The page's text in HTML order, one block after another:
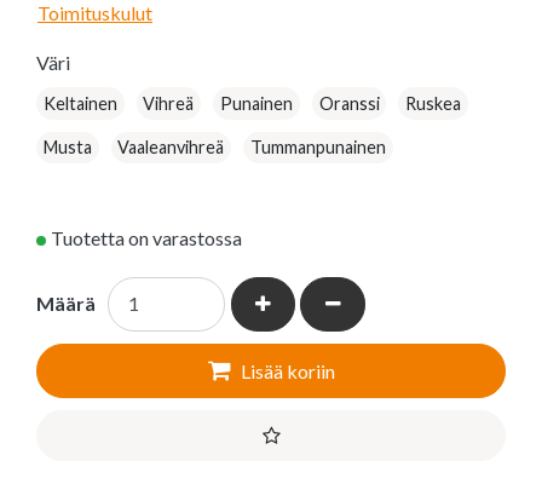
Toimituskulut
Väri
Keltainen Vihreä Punainen Oranssi Ruskea
Musta Vaaleanvihreä Tummanpunainen
Tuotetta on varastossa
Määrä Kasvata määrääVähennä määrää
Lisää koriin